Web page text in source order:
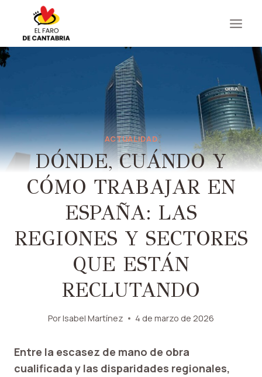
contenido
ACTUALIDAD
DÓNDE, CUÁNDO Y
CÓMO TRABAJAR EN
ESPAÑA: LAS
REGIONES Y SECTORES
QUE ESTÁN
RECLUTANDO
PorIsabel Martínez 4 de marzo de 2026
Entre la escasez de mano de obra
cualificada y las disparidades regionales,